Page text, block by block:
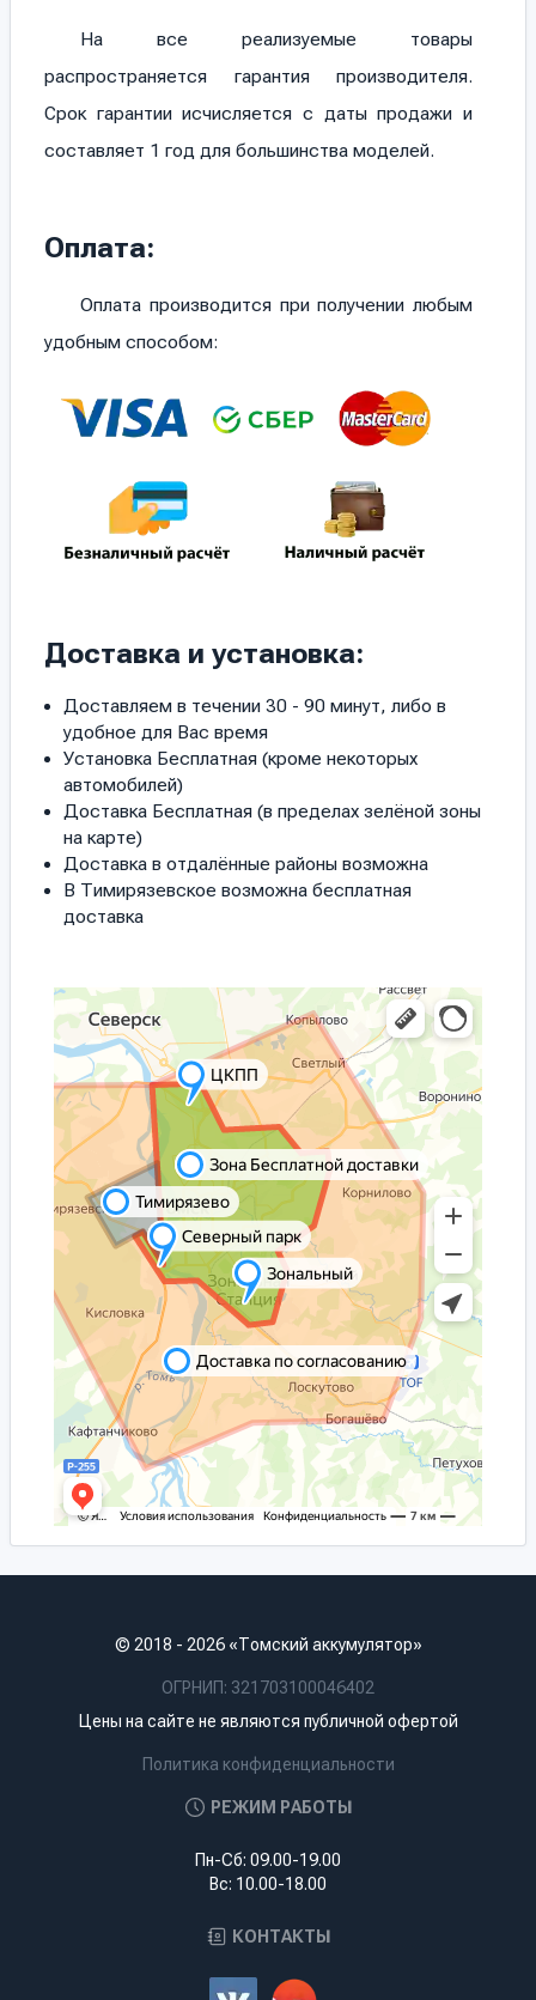
На все реализуемые товары
распространяется гарантия производителя.
Срок гарантии исчисляется с даты продажи и
составляет 1 год для большинства моделей.
Оплата:
Оплата производится при получении любым
удобным способом:
Доставка и установка:
Доставляем в течении 30 - 90 минут, либо в
удобное для Вас время
Установка Бесплатная (кроме некоторых
автомобилей)
Доставка Бесплатная (в пределах зелёной зоны
на карте)
Доставка в отдалённые районы возможна
В Тимирязевское возможна бесплатная
доставка
© 2018 - 2026 «Томский аккумулятор»
ОГРНИП: 321703100046402
Цены на сайте не являются публичной офертой
Политика конфиденциальности
РЕЖИМ РАБОТЫ
Пн-Сб: 09.00-19.00
Вс: 10.00-18.00
КОНТАКТЫ